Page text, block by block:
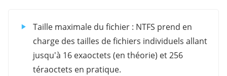
Taille maximale du fichier : NTFS prend en
charge des tailles de fichiers individuels allant
jusqu'à 16 exaoctets (en théorie) et 256
téraoctets en pratique.